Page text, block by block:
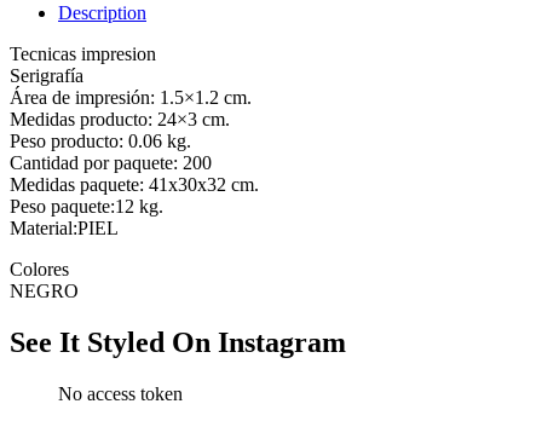
Description
Tecnicas impresion
Serigrafía
Área de impresión: 1.5×1.2 cm.
Medidas producto: 24×3 cm.
Peso producto: 0.06 kg.
Cantidad por paquete: 200
Medidas paquete: 41x30x32 cm.
Peso paquete:12 kg.
Material:PIEL
Colores
NEGRO
See It Styled On Instagram
No access token